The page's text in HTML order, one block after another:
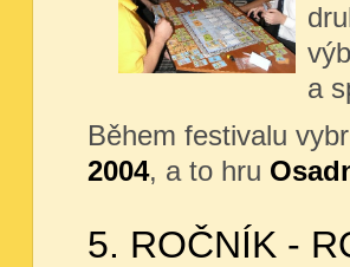
a
Během festivalu
2004, a to hru
5. ROČNÍK -